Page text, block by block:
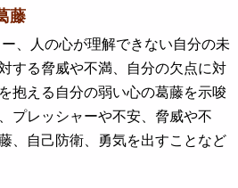
藤
、人の心が理解できない自分の未
する脅威や不満、自分の欠点に対
抱える自分の弱い心の葛藤を示唆
プレッシャーや不安、脅威や不
、自己防衛、勇気を出すことなど